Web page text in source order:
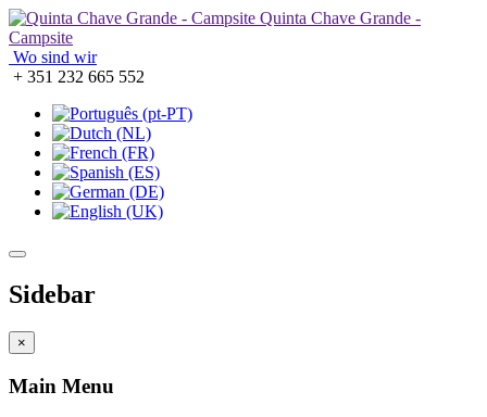
Quinta Chave Grande -
Campsite
Wo sind wir
+ 351 232 665 552
Sidebar
×
Main Menu